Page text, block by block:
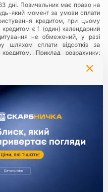
дні. Позичальник має право на
який момент за умови сплати
кредитом, при цьому
є 1 (один) календарний
не обмежений, у разі
шляхом сплати відсотків за
кредитом. Приклад розрахунку:
сумі кредиту 1000 грн., плата за
необхідно буде
що надають ломбардні
марки (знаку для товарів та